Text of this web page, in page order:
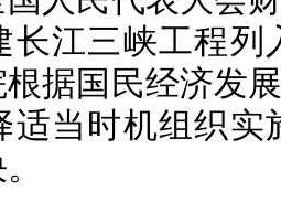
长江三峡工程
据国民经济发
适当时机组织